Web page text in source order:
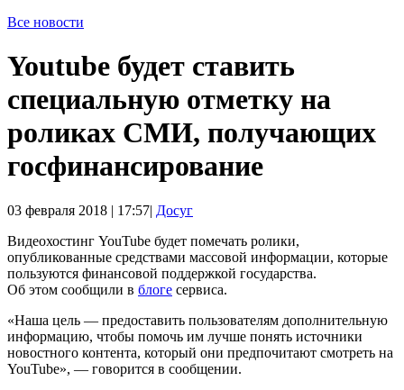
Все новости
Youtube будет ставить
специальную отметку на
роликах СМИ, получающих
госфинансирование
03 февраля 2018 | 17:57| Досуг
Видеохостинг YouTube будет помечать ролики,
опубликованные средствами массовой информации, которые
пользуются финансовой поддержкой государства.
Об этом сообщили в блоге сервиса.
«Наша цель — предоставить пользователям дополнительную
информацию, чтобы помочь им лучше понять источники
новостного контента, который они предпочитают смотреть на
YouTube», — говорится в сообщении.